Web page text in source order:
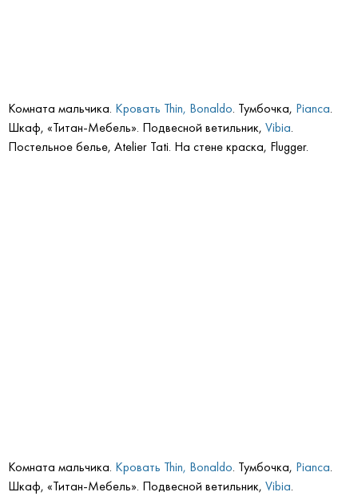
Комната мальчика. Кровать Thin, Bonaldo. Тумбочка, Pianca.
Шкаф, «Титан-Мебель». Подвесной ветильник, Vibia.
Постельное белье, Atelier Tati. На стене краска, Flugger.
Комната мальчика. Кровать Thin, Bonaldo. Тумбочка, Pianca.
Шкаф, «Титан-Мебель». Подвесной ветильник, Vibia.